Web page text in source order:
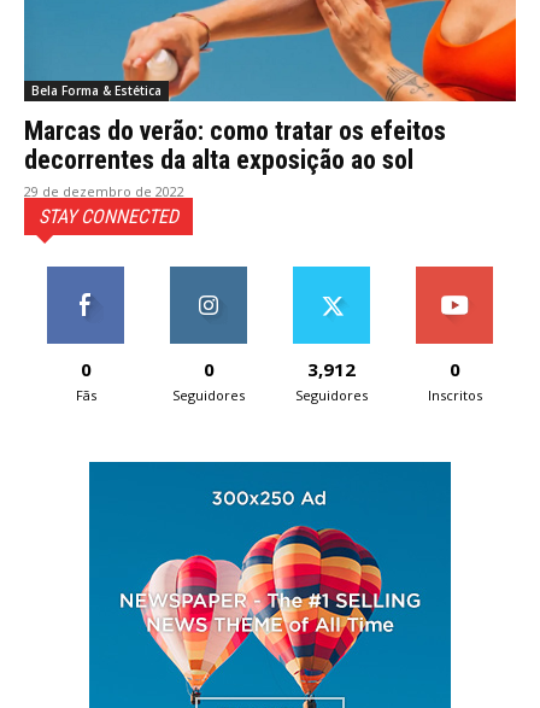
Bela Forma & Estética
Marcas do verão: como tratar os efeitos
decorrentes da alta exposição ao sol
29 de dezembro de 2022
STAY CONNECTED
0
Fãs
0
Seguidores
3,912
Seguidores
0
Inscritos